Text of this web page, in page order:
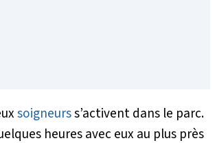
soigneurss’activent dans le parc.
heures avec eux au plus près